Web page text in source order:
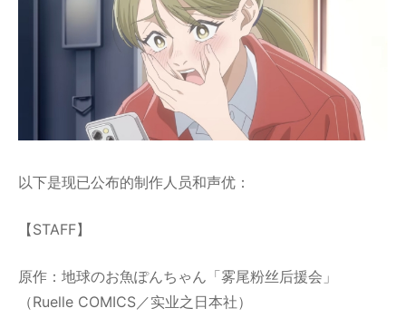
以下是现已公布的制作人员和声优：
【STAFF】
原作：地球のお魚ぽんちゃん「雾尾粉丝后援会」
（Ruelle COMICS／实业之日本社）